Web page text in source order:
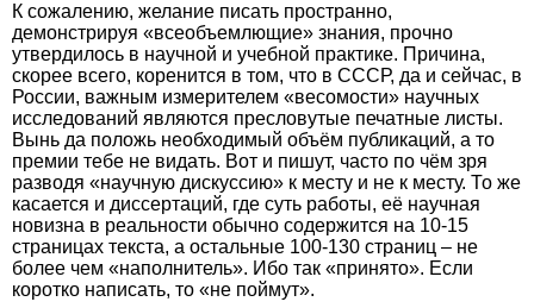
К сожалению, желание писать пространно,
демонстрируя «всеобъемлющие» знания, прочно
утвердилось в научной и учебной практике. Причина,
скорее всего, коренится в том, что в СССР, да и сейчас, в
России, важным измерителем «весомости» научных
исследований являются пресловутые печатные листы.
Вынь да положь необходимый объём публикаций, а то
премии тебе не видать. Вот и пишут, часто по чём зря
разводя «научную дискуссию» к месту и не к месту. То же
касается и диссертаций, где суть работы, её научная
новизна в реальности обычно содержится на 10-15
страницах текста, а остальные 100-130 страниц – не
более чем «наполнитель». Ибо так «принято». Если
коротко написать, то «не поймут».